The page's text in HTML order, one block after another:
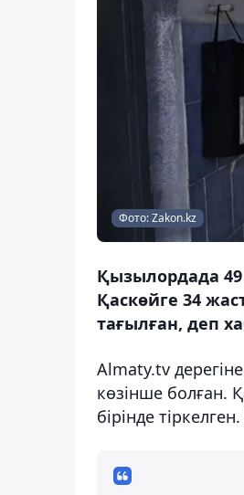
Фото: Zakon.kz
Қызылордада
Қаскөйге 34
тағылған, деп
Almaty.tv дерегіне
көзінше болған.
бірінде